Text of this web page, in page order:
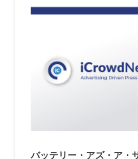
バッテリー・アズ・ア・